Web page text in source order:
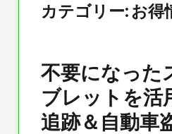
カテゴリー: お得
不要になった
ブレットを活
追跡＆自動車